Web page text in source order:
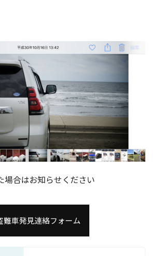
場合はお知らせください
難車発見連絡フォーム